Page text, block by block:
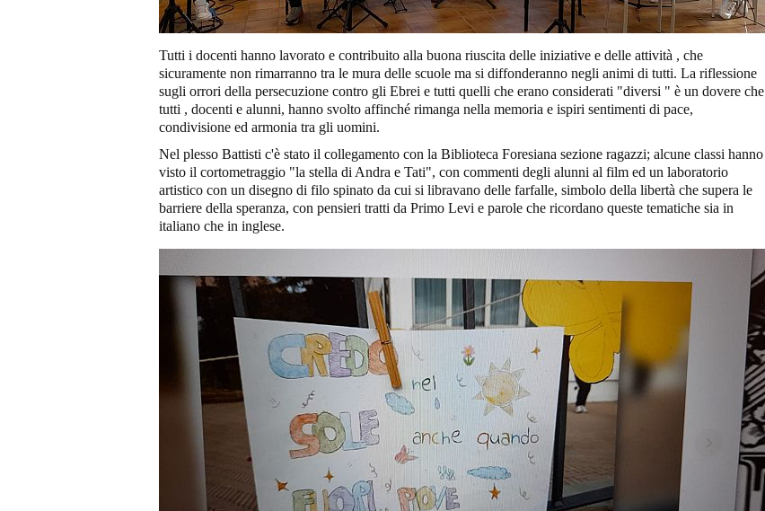
Tutti i docenti hanno lavorato e contribuito alla buona riuscita delle iniziative e delle attività , che
sicuramente non rimarranno tra le mura delle scuole ma si diffonderanno negli animi di tutti. La riflessione
sugli orrori della persecuzione contro gli Ebrei e tutti quelli che erano considerati "diversi " è un dovere che
tutti , docenti e alunni, hanno svolto affinché rimanga nella memoria e ispiri sentimenti di pace,
condivisione ed armonia tra gli uomini.
Nel plesso Battisti c'è stato il collegamento con la Biblioteca Foresiana sezione ragazzi; alcune classi hanno
visto il cortometraggio "la stella di Andra e Tati", con commenti degli alunni al film ed un laboratorio
artistico con un disegno di filo spinato da cui si libravano delle farfalle, simbolo della libertà che supera le
barriere della speranza, con pensieri tratti da Primo Levi e parole che ricordano queste tematiche sia in
italiano che in inglese.